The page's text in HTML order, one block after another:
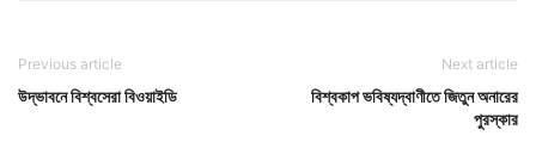
Previous article
উদ্ভাবনে বিশ্বসেরা বিওয়াইডি
Next article
বিশ্বকাপ ভবিষ্যদ্বাণীতে জিতুন অনারের
পুরস্কার